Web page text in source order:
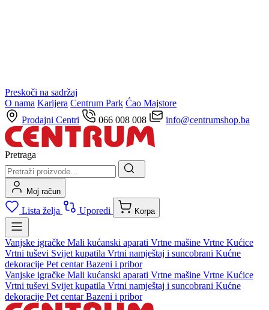
Preskoči na sadržaj
O nama Karijera Centrum Park Ćao Majstore
Prodajni Centri
066 008 008 info@centrumshop.ba
Pretraga
Moj račun
Lista želja Uporedi Korpa
Vanjske igračke Mali kućanski aparati Vrtne mašine Vrtne Kućice
Vrtni tuševi Svijet kupatila Vrtni namještaj i suncobrani Kućne
dekoracije Pet centarBazeni i pribor
Vanjske igračke Mali kućanski aparati Vrtne mašine Vrtne Kućice
Vrtni tuševi Svijet kupatila Vrtni namještaj i suncobrani Kućne
dekoracije Pet centarBazeni i pribor